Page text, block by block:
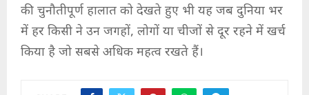
की चुनौतीपूर्ण हालात को देखते हुए भी यह जब दुनिया भर
में हर किसी ने उन जगहों, लोगों या चीजों से दूर रहने में खर्च
किया है जो सबसे अधिक महत्व रखते हैं।